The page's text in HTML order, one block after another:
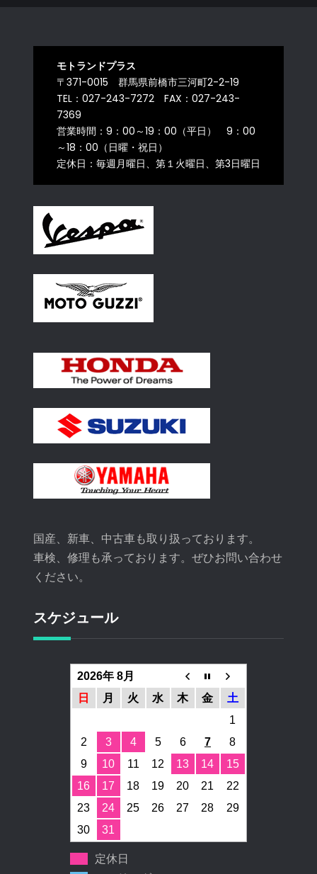
モトランドプラス
〒371-0015 群馬県前橋市三河町2-2-19
TEL：027-243-7272 FAX：027-243-
7369
営業時間：9：00～19：00（平日） 9：00
～18：00（日曜・祝日）
定休日：毎週月曜日、第１火曜日、第3日曜日
国産、新車、中古車も取り扱っております。
車検、修理も承っております。ぜひお問い合わせ
ください。
スケジュール
2026年 8月
日
月 火 水 木 金
土
1
2
3 4 5 6 7
8
9
10 11 12 13 14
15
16
17 18 19 20 21
22
23
24 25 26 27 28
29
30
31
定休日